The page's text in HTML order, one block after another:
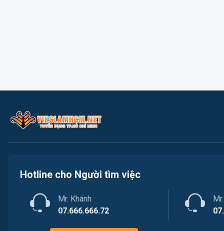
Hotline cho Người tìm việc
Mr. Khánh
07.666.666.72